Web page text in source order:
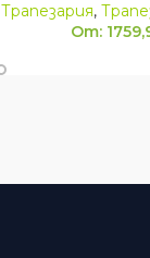
Трапезария,
От: